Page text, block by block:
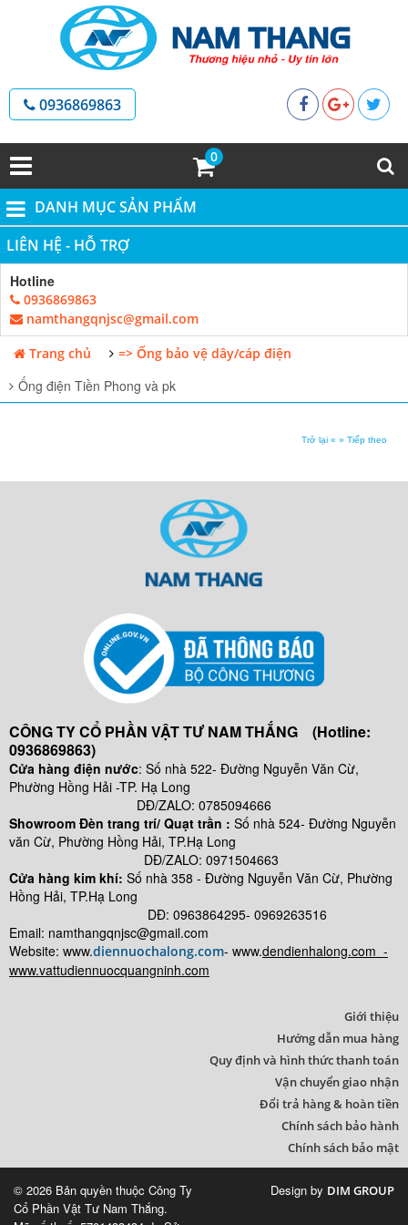
0936869863
0
DANH MỤC SẢN PHẨM
LIÊN HỆ - HỖ TRỢ
Hotline
0936869863
namthangqnjsc@gmail.com
Trang chủ
=> Ống bảo vệ dây/cáp điện
Ống điện Tiền Phong và pk
Trở lại « » Tiếp theo
CÔNG TY CỔ PHẦN VẬT TƯ NAM THẮNG (Hotline:
0936869863)
Cửa hàng điện nước: Số nhà 522- Đường Nguyễn Văn Cừ,
Phường Hồng Hải -TP. Hạ Long
DĐ/ZALO: 0785094666
Showroom Đèn trang trí/ Quạt trần : Số nhà 524- Đường Nguyễn
văn Cừ, Phường Hồng Hải, TP.Hạ Long
DĐ/ZALO: 0971504663
Cửa hàng kim khí: Số nhà 358 - Đường Nguyễn Văn Cừ, Phường
Hồng Hải, TP.Hạ Long
DĐ: 0963864295- 0969263516
Email: namthangqnjsc@gmail.com
Website: www.diennuochalong.com- www.dendienhalong.com -
www.vattudiennuocquangninh.com
Giới thiệu
Hướng dẫn mua hàng
Quy định và hình thức thanh toán
Vận chuyển giao nhận
Đổi trả hàng & hoàn tiền
Chính sách bảo hành
Chính sách bảo mật
© 2026 Bản quyền thuộc Công Ty
Cổ Phần Vật Tư Nam Thắng.
Design by DIM GROUP